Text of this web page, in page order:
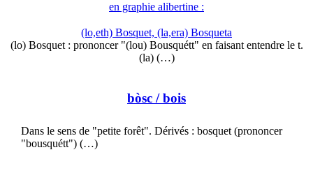
en graphie alibertine :
(lo,eth) Bosquet, (la,era) Bosqueta
(lo) Bosquet : prononcer "(lou) Bousquétt" en faisant entendre le t.
(la) (…)
bòsc / bois
Dans le sens de "petite forêt". Dérivés : bosquet (prononcer
"bousquétt") (…)